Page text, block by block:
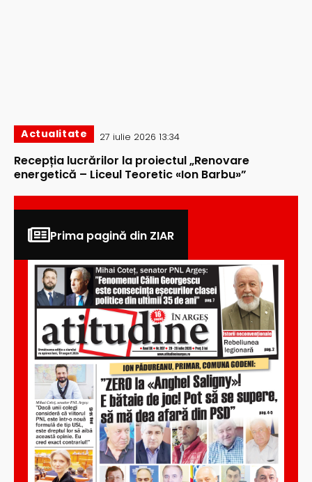
Actualitate 27 iulie 2026 13:34
Recepția lucrărilor la proiectul „Renovare
energetică – Liceul Teoretic «Ion Barbu»”
Prima pagină din ZIAR